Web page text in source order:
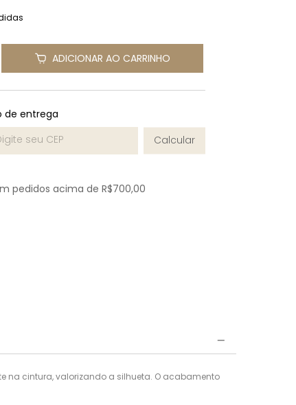
ADICIONAR AO CARRINHO
de entrega
Calcular
pedidos acima de R$700,00
na cintura, valorizando a silhueta. O acabamento